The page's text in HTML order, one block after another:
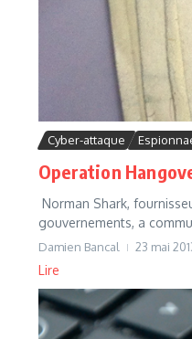
Cyber-attaque
Operation
Norman Shark,
gouvernements, a
Damien Bancal 23 mai
Lire